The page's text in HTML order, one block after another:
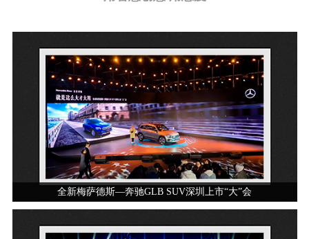
全新梅萨德斯—奔驰GLB SUV深圳上市“大”会